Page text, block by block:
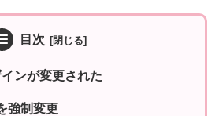
目次
ンが変更された
強制変更